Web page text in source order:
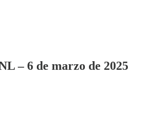
– 6 de marzo de 2025